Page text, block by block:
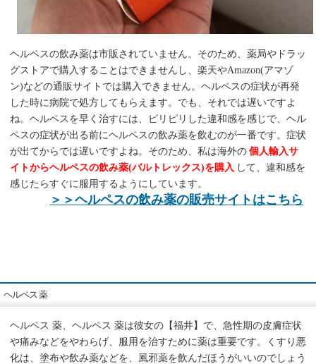
ヘルペスの飲み薬は市販されていません。そのため、薬局やドラッ
グストアで購入することはできませんし、楽天やAmazon(アマゾ
ン)などの通販サイトでは購入できません。ヘルペスの症状が再発
した時に病院で処方してもらえます。でも、それでは遅いですよ
ね。ヘルペスを早く治すには、ピリピリした違和感を感じで、ヘル
ペスの症状が出る前にヘルペスの飲み薬を飲むのが一番です。症状
が出てからでは遅いですよね。そのため、私は海外の個人輸入サ
イトからヘルペスの飲み薬(バルトレックス)を購入 して、違和感を
感じたらすぐに服用するようにしています。
＞＞ヘルペスの飲み薬の販売サイトはこちら
ヘルペス 薬
ヘルペス 薬、ヘルペス 薬は彼女の【福井】で、急性期の皮膚症状
や痛みなどをやわらげ、服用を治すために薬は重要です。くすり悪
化は、塗布や飲み薬などを、風邪薬を飲んだほうがいいのでしょう